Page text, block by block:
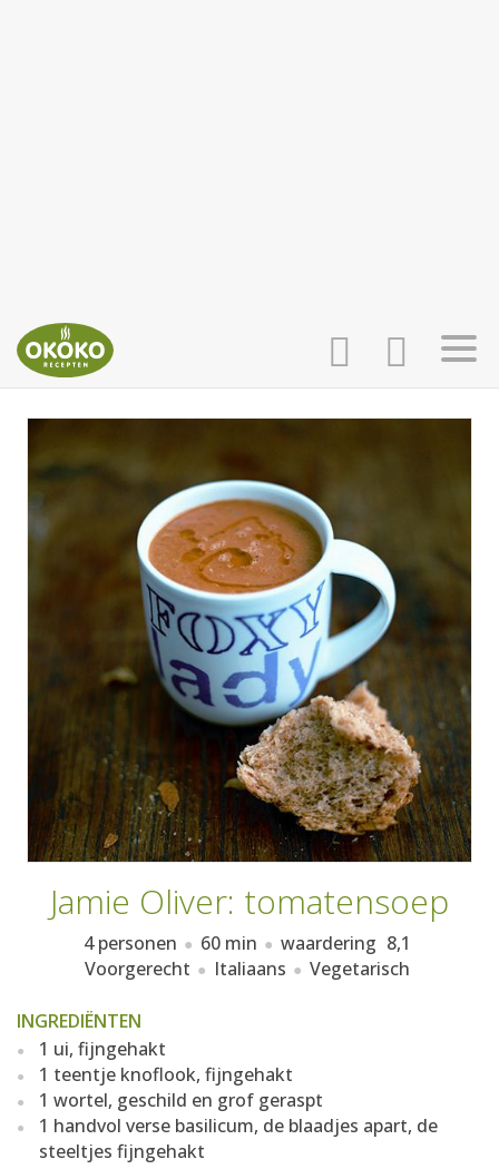
AANMELDEN
RECEPTEN
WEEKMENU'S
KOOKBOEKEN
Jamie Oliver: tomatensoep
4 personen 60 min waardering 8,1
Voorgerecht
Italiaans Vegetarisch
INGREDIËNTEN
1 ui, fijngehakt
1 teentje knoflook, fijngehakt
1 wortel, geschild en grof geraspt
1 handvol verse basilicum, de blaadjes apart, de
steeltjes fijngehakt